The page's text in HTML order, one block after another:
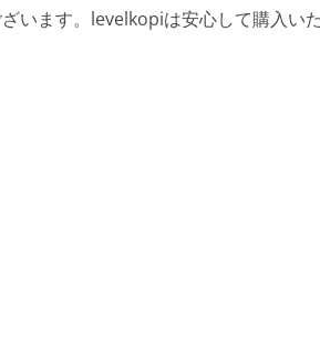
います。levelkopiは安心して購入い